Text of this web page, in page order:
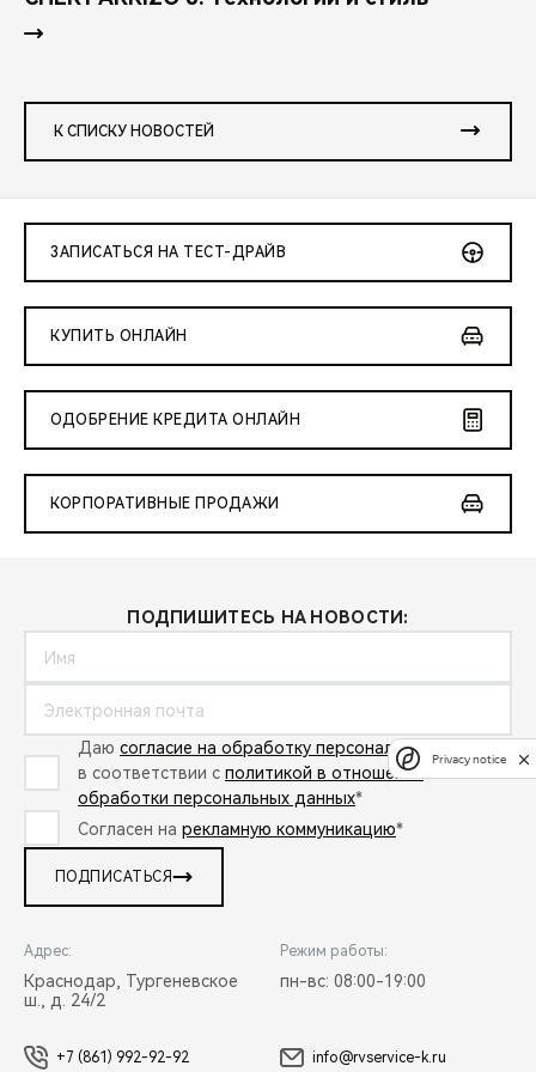
К СПИСКУ НОВОСТЕЙ
ЗАПИСАТЬСЯ НА ТЕСТ-ДРАЙВ
КУПИТЬ ОНЛАЙН
ОДОБРЕНИЕ КРЕДИТА ОНЛАЙН
КОРПОРАТИВНЫЕ ПРОДАЖИ
ПОДПИШИТЕСЬ НА НОВОСТИ:
Даю согласие на обработку персональных данных
в соответствии с политикой в отношении
обработки персональных данных*
Согласен на рекламную коммуникацию*
ПОДПИСАТЬСЯ
Адрес:
Краснодар, Тургеневское
ш., д. 24/2
Режим работы:
пн-вс: 08:00-19:00
+7 (861) 992-92-92 info@rvservice-k.ru
Privacy notice